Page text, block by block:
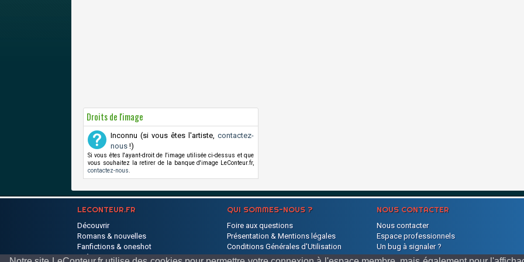
Droits de l'image
Inconnu (si vous êtes l'artiste, contactez-
nous !)
Si vous êtes l'ayant-droit de l'image utilisée ci-dessus et que
vous souhaitez la retirer de la banque d'image LeConteur.fr,
contactez-nous
LECONTEUR.FR QUI SOMMES-NOUS ? NOUS CONTACTER
Découvrir
Romans & nouvelles
Fanfictions & oneshot
Poèmes
Foire aux questions
Présentation & Mentions légales
Conditions Générales d'Utilisation
Partenaires
Nous contacter
Espace professionnels
Un bug à signaler ?